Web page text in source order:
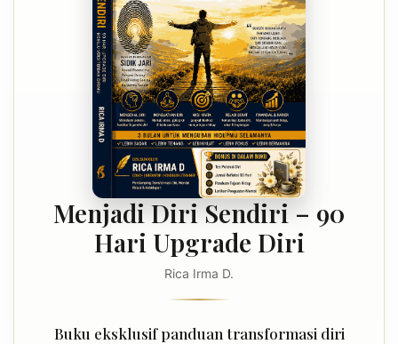
Menjadi Diri Sendiri – 90
Hari Upgrade Diri
Rica Irma D.
Buku eksklusif panduan transformasi diri